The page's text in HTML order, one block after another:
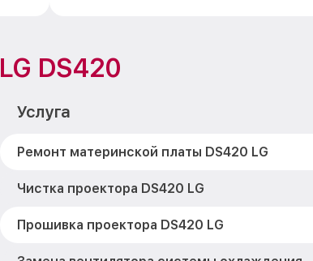
LG DS420
Услуга
Ремонт материнской платы DS420 LG
Чистка проектора DS420 LG
Прошивка проектора DS420 LG